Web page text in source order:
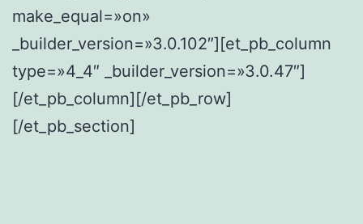
make_equal=»on»
_builder_version=»3.0.102″][et_pb_column
type=»4_4″ _builder_version=»3.0.47″]
[/et_pb_column][/et_pb_row]
[/et_pb_section]